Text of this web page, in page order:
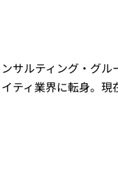
サルティング・グル
ティ業界に転身。